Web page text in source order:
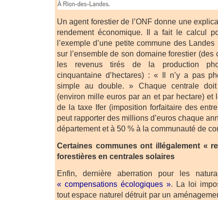
Un agent forestier de l’ONF donne une
rendement économique. Il a fait le calcul
l’exemple d’une petite commune des
sur l’ensemble de son domaine forestier (des
les revenus tirés de la production
cinquantaine d’hectares) : « Il n’y a pas
simple au double. » Chaque centrale doit
(environ mille euros par an et par hectare) et
de la taxe Ifer (imposition forfaitaire des
peut rapporter des millions d’euros chaque
département et à 50 % à la communauté de
Certaines communes ont illégalement «
forestières en centrales solaires
Enfin, dernière aberration pour les
« compensations écologiques ». La loi
tout espace naturel détruit par un